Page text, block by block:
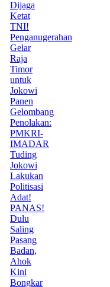
Dijaga
Ketat
TNI!
Penganugerahan
Gelar
Raja
Timor
untuk
Jokowi
Panen
Gelombang
Penolakan:
PMKRI-
IMADAR
Tuding
Jokowi
Lakukan
Politisasi
Adat!
PANAS!
Dulu
Saling
Pasang
Badan,
Ahok
Kini
Bongkar